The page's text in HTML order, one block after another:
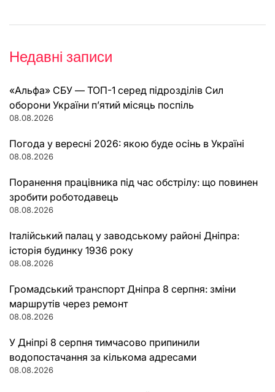
Недавні записи
«Альфа» СБУ — ТОП-1 серед підрозділів Сил
оборони України п’ятий місяць поспіль
08.08.2026
Погода у вересні 2026: якою буде осінь в Україні
08.08.2026
Поранення працівника під час обстрілу: що повинен
зробити роботодавець
08.08.2026
Італійський палац у заводському районі Дніпра:
історія будинку 1936 року
08.08.2026
Громадський транспорт Дніпра 8 серпня: зміни
маршрутів через ремонт
08.08.2026
У Дніпрі 8 серпня тимчасово припинили
водопостачання за кількома адресами
08.08.2026